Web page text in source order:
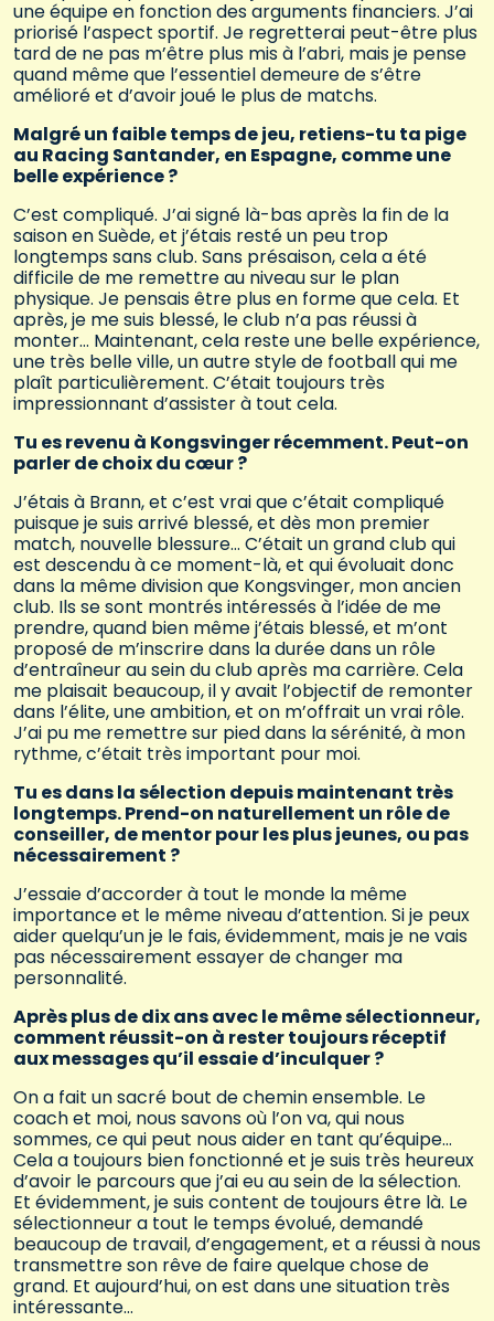
une équipe en fonction des arguments financiers. J’ai
priorisé l’aspect sportif. Je regretterai peut-être plus
tard de ne pas m’être plus mis à l’abri, mais je pense
quand même que l’essentiel demeure de s’être
amélioré et d’avoir joué le plus de matchs.
Malgré un faible temps de jeu, retiens-tu ta pige
au Racing Santander, en Espagne, comme une
belle expérience ?
C’est compliqué. J’ai signé là-bas après la fin de la
saison en Suède, et j’étais resté un peu trop
longtemps sans club. Sans présaison, cela a été
difficile de me remettre au niveau sur le plan
physique. Je pensais être plus en forme que cela. Et
après, je me suis blessé, le club n’a pas réussi à
monter… Maintenant, cela reste une belle expérience,
une très belle ville, un autre style de football qui me
plaît particulièrement. C’était toujours très
impressionnant d’assister à tout cela.
Tu es revenu à Kongsvinger récemment. Peut-on
parler de choix du cœur ?
J’étais à Brann, et c’est vrai que c’était compliqué
puisque je suis arrivé blessé, et dès mon premier
match, nouvelle blessure… C’était un grand club qui
est descendu à ce moment-là, et qui évoluait donc
dans la même division que Kongsvinger, mon ancien
club. Ils se sont montrés intéressés à l’idée de me
prendre, quand bien même j’étais blessé, et m’ont
proposé de m’inscrire dans la durée dans un rôle
d’entraîneur au sein du club après ma carrière. Cela
me plaisait beaucoup, il y avait l’objectif de remonter
dans l’élite, une ambition, et on m’offrait un vrai rôle.
J’ai pu me remettre sur pied dans la sérénité, à mon
rythme, c’était très important pour moi.
Tu es dans la sélection depuis maintenant très
longtemps. Prend-on naturellement un rôle de
conseiller, de mentor pour les plus jeunes, ou pas
nécessairement ?
J’essaie d’accorder à tout le monde la même
importance et le même niveau d’attention. Si je peux
aider quelqu’un je le fais, évidemment, mais je ne vais
pas nécessairement essayer de changer ma
personnalité.
Après plus de dix ans avec le même sélectionneur,
comment réussit-on à rester toujours réceptif
aux messages qu’il essaie d’inculquer ?
On a fait un sacré bout de chemin ensemble. Le
coach et moi, nous savons où l’on va, qui nous
sommes, ce qui peut nous aider en tant qu’équipe…
Cela a toujours bien fonctionné et je suis très heureux
d’avoir le parcours que j’ai eu au sein de la sélection.
Et évidemment, je suis content de toujours être là. Le
sélectionneur a tout le temps évolué, demandé
beaucoup de travail, d’engagement, et a réussi à nous
transmettre son rêve de faire quelque chose de
grand. Et aujourd’hui, on est dans une situation très
intéressante…